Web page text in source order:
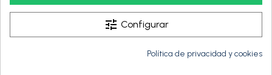
tune Configurar
Política de privacidad y cookies